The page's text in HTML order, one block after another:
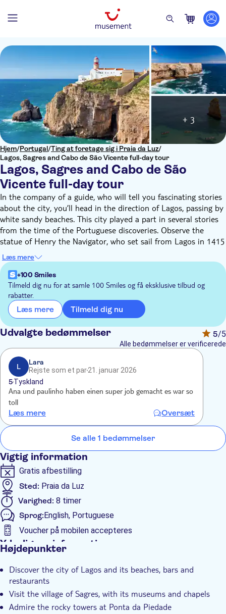
Hjem/Portugal/Ting at foretage sig i Praia da Luz/
Lagos, Sagres and Cabo de São Vicente full-day tour
Lagos, Sagres and Cabo de São
Vicente full-day tour
+ 3
In the company of a guide, who will tell you fascinating stories
about the city, you’ll head in the direction of Lagos, passing by
white sandy beaches. This city played a part in several stories
from the time of the Portuguese discoveries. Observe the
statue of Henry the Navigator, who set sail from Lagos in 1415
to begin the era of Portuguese maritime discoveries. The
Antonino Museum, located inside Saint Anthony’s Church,
dated back to the 18th century, is another place you'll have the
opportunity to visit.
The trip will continue west, where you’ll make a stop at Ponta
da Piedade, to admire the magnificent rocky towers that rise
up from the sea. You'll then continue towards the picturesque
village of Sagres, where you’ll explore the historic center, and,
at its charming harbor, you'll have the chance to snap a perfect
picture. The tour will end with a stop at Cabo de São Vicente,
the most southwestern point of continental Europe.
Læs mere
+100 Smiles
Tilmeld dig nu for at samle 100 Smiles og få eksklusive tilbud og
rabatter.
Læs mere Tilmeld dig nu
Udvalgte bedømmelser 5/5
Alle bedømmelser er verificerede
L
Lara
Rejste som et par21. januar 2026
5Tyskland
Ana und paulinho haben einen super job gemacht es war so
toll
Læs mere Oversæt
Se alle 1 bedømmelser
Vigtig information
Gratis afbestilling
Sted: Praia da Luz
Varighed: 8 timer
Sprog:English, Portuguese
Voucher på mobilen accepteres
Yderligere information
Guidet Tur
Small group
Højdepunkter
Discover the city of Lagos and its beaches, bars and
restaurants
Visit the village of Sagres, with its museums and chapels
Admire the rocky towers at Ponta da Piedade